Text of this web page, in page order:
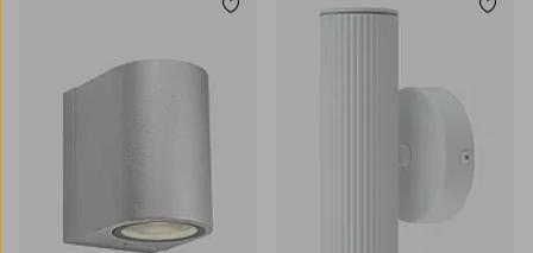
Tilføj til favoritter